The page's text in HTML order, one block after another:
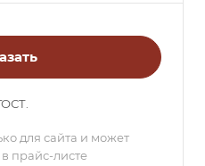
для сайта и может
в прайс-листе